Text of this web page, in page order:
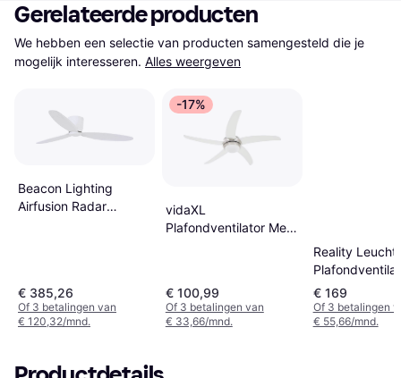
Gerelateerde producten
We hebben een selectie van producten samengesteld die je
mogelijk interesseren. Alles weergeven
Beacon Lighting
Airfusion Radar
€ 385,26
Of 3 betalingen van
€ 120,32/mnd.
-17%
vidaXL
Plafondventilator Met
€ 100,99
Of 3 betalingen van
€ 33,66/mnd.
Reality
Harstad
€ 169
Of 3 betalingen
€ 55,66/mnd.